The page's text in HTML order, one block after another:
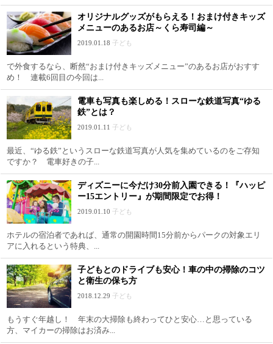
オリジナルグッズがもらえる！おまけ付きキッズ
メニューのあるお店～くら寿司編～
2019.01.18 子ども
で外食するなら、断然“おまけ付きキッズメニュー”のあるお店がおすす
め！ 連載6回目の今回は...
電車も写真も楽しめる！スローな鉄道写真“ゆる
鉄”とは？
2019.01.11 子ども
最近、“ゆる鉄”というスローな鉄道写真が人気を集めているのをご存知
ですか？ 電車好きの子...
ディズニーに今だけ30分前入園できる！『ハッピ
ー15エントリー』が期間限定でお得！
2019.01.10 子ども
ホテルの宿泊者であれば、通常の開園時間15分前からパークの対象エリ
アに入れるという特典、...
子どもとのドライブも安心！車の中の掃除のコツ
と衛生の保ち方
2018.12.29 子ども
もうすぐ年越し！ 年末の大掃除も終わってひと安心…と思っている
方、マイカーの掃除はお済み...